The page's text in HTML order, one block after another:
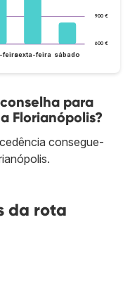
600 €
900 €
feirasexta-feira sábado
para
Florianópolis?
consegue-
da rota